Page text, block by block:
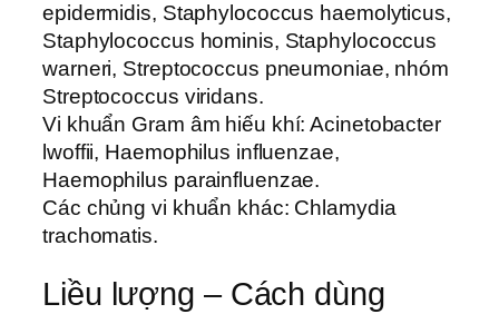
epidermidis, Staphylococcus haemolyticus,
Staphylococcus hominis, Staphylococcus
warneri, Streptococcus pneumoniae, nhóm
Streptococcus viridans.
Vi khuẩn Gram âm hiếu khí: Acinetobacter
lwoffii, Haemophilus influenzae,
Haemophilus parainfluenzae.
Các chủng vi khuẩn khác: Chlamydia
trachomatis.
Liều lượng – Cách dùng